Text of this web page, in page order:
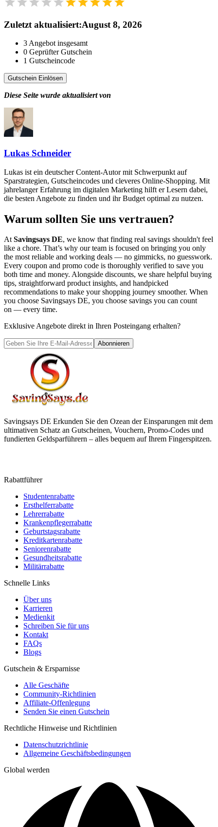
Zuletzt aktualisiert:August 8, 2026
3 Angebot insgesamt
0 Geprüfter Gutschein
1 Gutscheincode
Gutschein Einlösen
Diese Seite wurde aktualisiert von
Lukas Schneider
Lukas ist ein deutscher Content-Autor mit Schwerpunkt auf
Sparstrategien, Gutscheincodes und cleveres Online-Shopping. Mit
jahrelanger Erfahrung im digitalen Marketing hilft er Lesern dabei,
die besten Angebote zu finden und ihr Budget optimal zu nutzen.
Warum sollten Sie uns vertrauen?
AtSavingsays DE, we know that finding real savings shouldn't feel
like a chore. That’s why our team is focused on bringing you only
the most reliable and working deals — no gimmicks, no guesswork.
Every coupon and promo code is thoroughly verified to save you
both time and money. Alongside discounts, we share helpful buying
tips, straightforward product insights, and handpicked
recommendations to make your shopping journey smoother. When
you choose Savingsays DE, you choose savings you can count
on — every time.
Exklusive Angebote direkt in Ihren Posteingang erhalten?
Abonnieren
Savingsays DE Erkunden Sie den Ozean der Einsparungen mit dem
ultimativen Schatz an Gutscheinen, Vouchern, Promo-Codes und
fundierten Geldsparführern – alles bequem auf Ihrem Fingerspitzen.
Rabattführer
Studentenrabatte
Ersthelferrabatte
Lehrerrabatte
Krankenpflegerrabatte
Geburtstagsrabatte
Kreditkartenrabatte
Seniorenrabatte
Gesundheitsrabatte
Militärrabatte
Schnelle Links
Über uns
Karrieren
Medienkit
Schreiben Sie für uns
Kontakt
FAQs
Blogs
Gutschein & Ersparnisse
Alle Geschäfte
Community-Richtlinien
Affiliate-Offenlegung
Senden Sie einen Gutschein
Rechtliche Hinweise und Richtlinien
Datenschutzrichtlinie
Allgemeine Geschäftsbedingungen
Global werden